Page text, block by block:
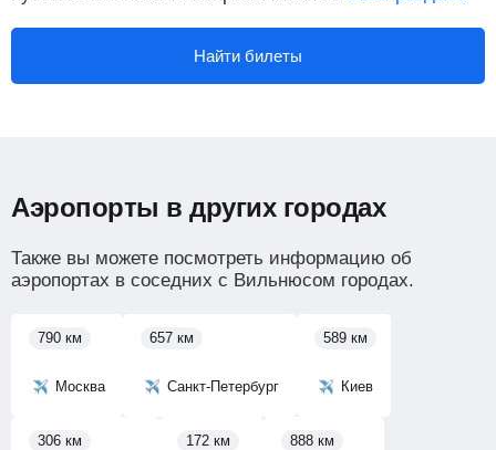
Найти билеты
Аэропорты в других городах
Также вы можете посмотреть информацию об
аэропортах в соседних с Вильнюсом городах.
Москва
790 км
Санкт-Петербург
657 км
Киев
589 км
306 км 172 км 888 км